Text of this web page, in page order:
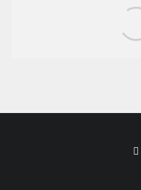
Männern zu weit